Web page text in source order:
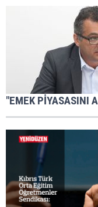
"EMEK PİYASASINI